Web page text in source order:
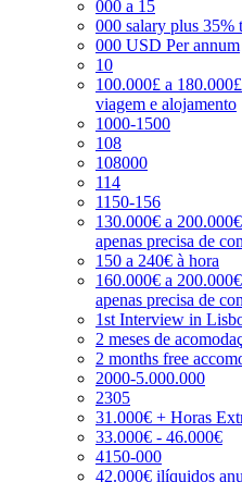
000 a 15
000 salary plus 35%
000 USD Per annum
10
100.000£ a
viagem e alojamento
1000-1500
108
108000
114
1150-156
130.000€ a
apenas precisa de
150 a 240€ à hora
160.000€ a
apenas precisa de
1st Interview in
2 meses de
2 months free
2000-5.000.000
2305
31.000€ + Horas
33.000€ - 46.000€
4150-000
42.000€ ilíquidos